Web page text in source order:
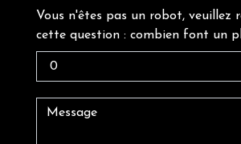
Vous n'êtes pas un robot, veuillez
cette question : combien font un